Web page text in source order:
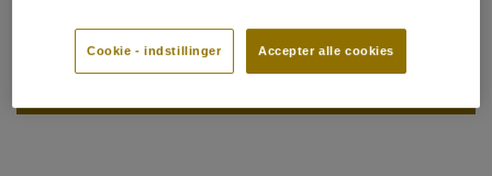
Accepter alle cookies
Cookie - indstillinger